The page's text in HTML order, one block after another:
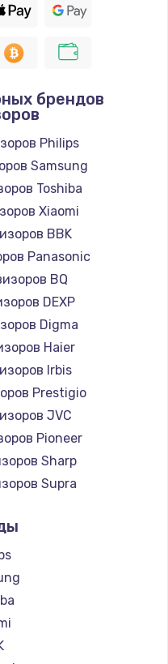
питания, пайка
прошивка
Fi модуля
NFC
Wi-Fi
брендов
Philips
Samsung
Toshiba
Xiaomi
BBK
Panasonic
BQ
DEXP
Digma
Haier
Irbis
Prestigio
JVC
Pioneer
Sharp
Supra
Hisense
Daewoo
Centek
Telefunken
Hyundai
Doffler